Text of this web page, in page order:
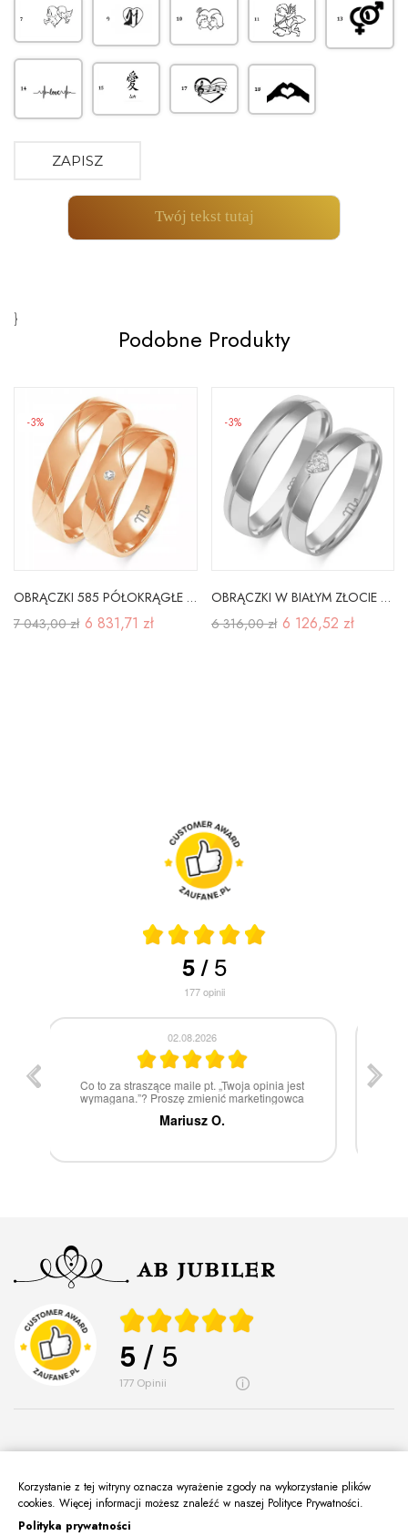
ZAPISZ
Twój tekst tutaj
}
Podobne Produkty
-3%
OBRĄCZKI 585 PÓŁOKRĄGŁE 5mm CYRKONIA RÓŻOWE ZŁOTO
7 043,00 zł 6 831,71 zł
-3%
OBRĄCZKI W BIAŁYM ZŁOCIE DIAMENTY PRÓBA 585 GRAWER
6 316,00 zł 6 126,52 zł
5/5
177opinii
30.07.2026
W 100% polecam
Marcin Z.
5 / 5
177 opinii
O Nas
Korzystanie z tej witryny oznacza wyrażenie zgody na wykorzystanie plików
cookies. Więcej informacji możesz znaleźć w naszej Polityce Prywatności.
Polityka prywatności